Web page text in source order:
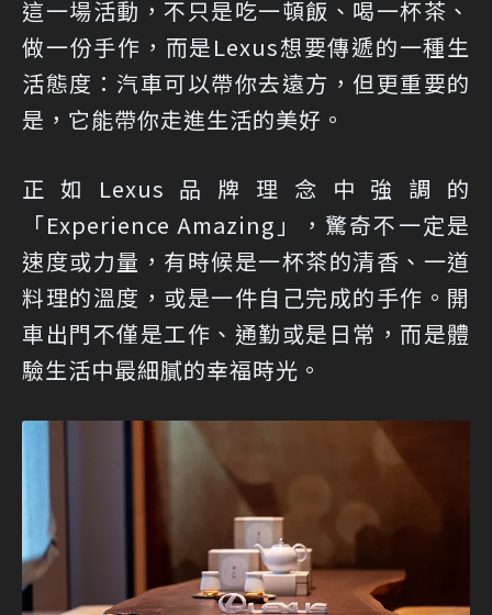
這一場活動，不只是吃一頓飯、喝一杯茶、
做一份手作，而是Lexus想要傳遞的一種生
活態度：汽車可以帶你去遠方，但更重要的
是，它能帶你走進生活的美好。
正如Lexus品牌理念中強調的
「Experience Amazing」，驚奇不一定是
速度或力量，有時候是一杯茶的清香、一道
料理的溫度，或是一件自己完成的手作。開
車出門不僅是工作、通勤或是日常，而是體
驗生活中最細膩的幸福時光。